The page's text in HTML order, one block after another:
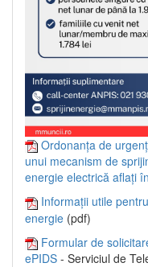
Ordonanța de
unui mecanism de
energie electrică aflați
Informații utile
energie (pdf)
Formular de
ePIDS - Serviciul de